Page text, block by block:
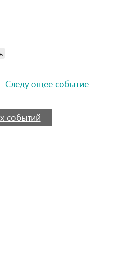
Следующее событие
событий